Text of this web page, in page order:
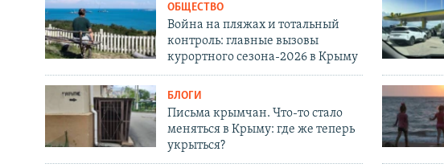
ОБЩЕСТВО
Война на пляжах и тотальный
контроль: главные вызовы
курортного сезона-2026 в Крыму
БЛОГИ
Письма крымчан. Что-то стало
меняться в Крыму: где же теперь
укрыться?